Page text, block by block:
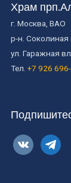
Храм
г. Москва, ВАО
р-н. Соколиная
ул. Гаражная
Тел. +7 926
vkontaktetelegram